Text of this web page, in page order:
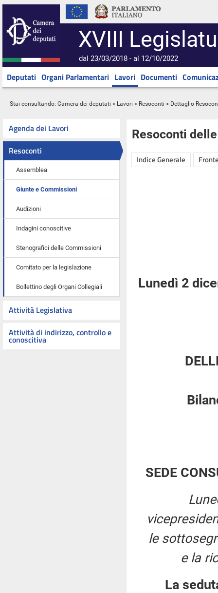
XVIII
dal 23/03/2018 - al 12/10/2022
Deputati Organi Parlamentari Lavori Documenti
Stai consultando: Camera dei deputati > Lavori > Resoconti > Dettaglio
Agenda dei Lavori
Resoconti
Assemblea
Giunte e Commissioni
Audizioni
Indagini conoscitive
Stenografici delle Commissioni
Comitato per la legislazione
Bollettino degli Organi Collegiali
Attività Legislativa
Attività di indirizzo, controllo e
conoscitiva
Resoconti
Indice Generale
Lunedì 2
SEDE
le
e la
La